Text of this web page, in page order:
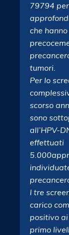
79794
che
tumori.
Per lo
scorso
sono
all’HPV-
effettuati
I tre
carico
positivo
primo